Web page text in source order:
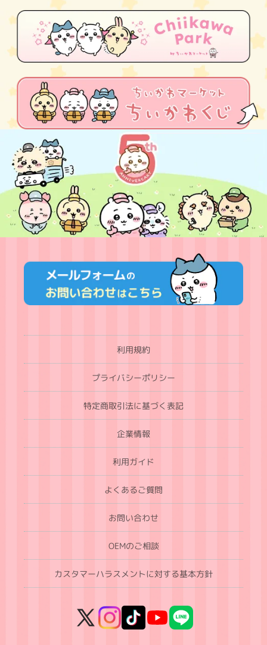
利用規約
プライバシーポリシー
特定商取引法に基づく表記
企業情報
利用ガイド
よくあるご質問
お問い合わせ
OEMのご相談
カスタマーハラスメントに対する基本方針
X
InstagramTikTokYouTubeLINE